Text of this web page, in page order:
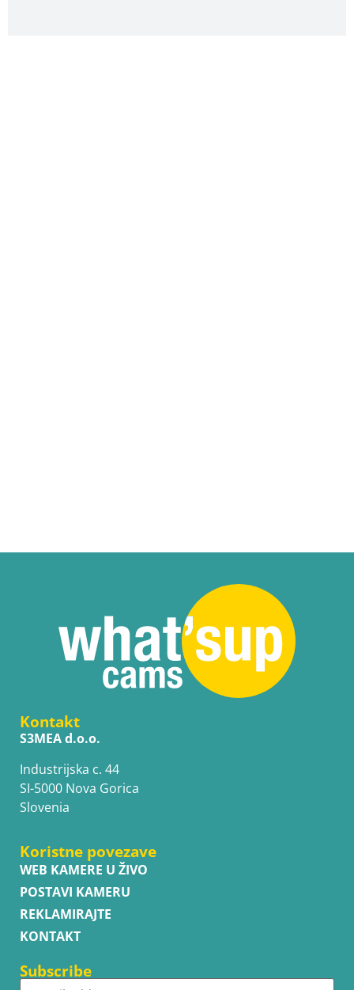
Kontakt
S3MEA d.o.o.
Industrijska c. 44
SI-5000 Nova Gorica
Slovenia
Koristne povezave
WEB KAMERE U ŽIVO
POSTAVI KAMERU
REKLAMIRAJTE
KONTAKT
Subscribe